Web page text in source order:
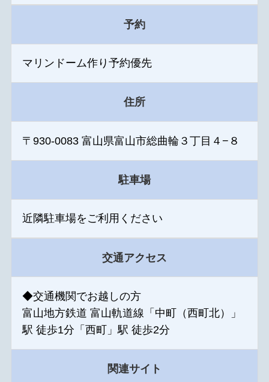
予約
マリンドーム作り予約優先
住所
〒930-0083 富山県富山市総曲輪３丁目４−８
駐車場
近隣駐車場をご利用ください
交通アクセス
◆交通機関でお越しの方
富山地方鉄道 富山軌道線「中町（西町北）」
駅 徒歩1分「西町」駅 徒歩2分
関連サイト